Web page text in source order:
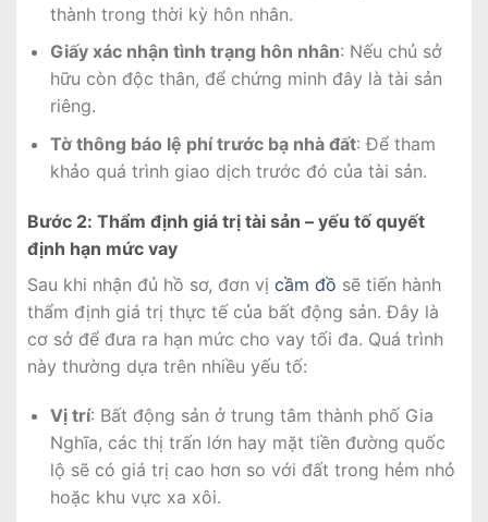
thành trong thời kỳ hôn nhân.
Giấy xác nhận tình trạng hôn nhân: Nếu chủ sở
hữu còn độc thân, để chứng minh đây là tài sản
riêng.
Tờ thông báo lệ phí trước bạ nhà đất: Để tham
khảo quá trình giao dịch trước đó của tài sản.
Bước 2: Thẩm định giá trị tài sản – yếu tố quyết
định hạn mức vay
Sau khi nhận đủ hồ sơ, đơn vị cầm đồ sẽ tiến hành
thẩm định giá trị thực tế của bất động sản. Đây là
cơ sở để đưa ra hạn mức cho vay tối đa. Quá trình
này thường dựa trên nhiều yếu tố:
Vị trí: Bất động sản ở trung tâm thành phố Gia
Nghĩa, các thị trấn lớn hay mặt tiền đường quốc
lộ sẽ có giá trị cao hơn so với đất trong hẻm nhỏ
hoặc khu vực xa xôi.